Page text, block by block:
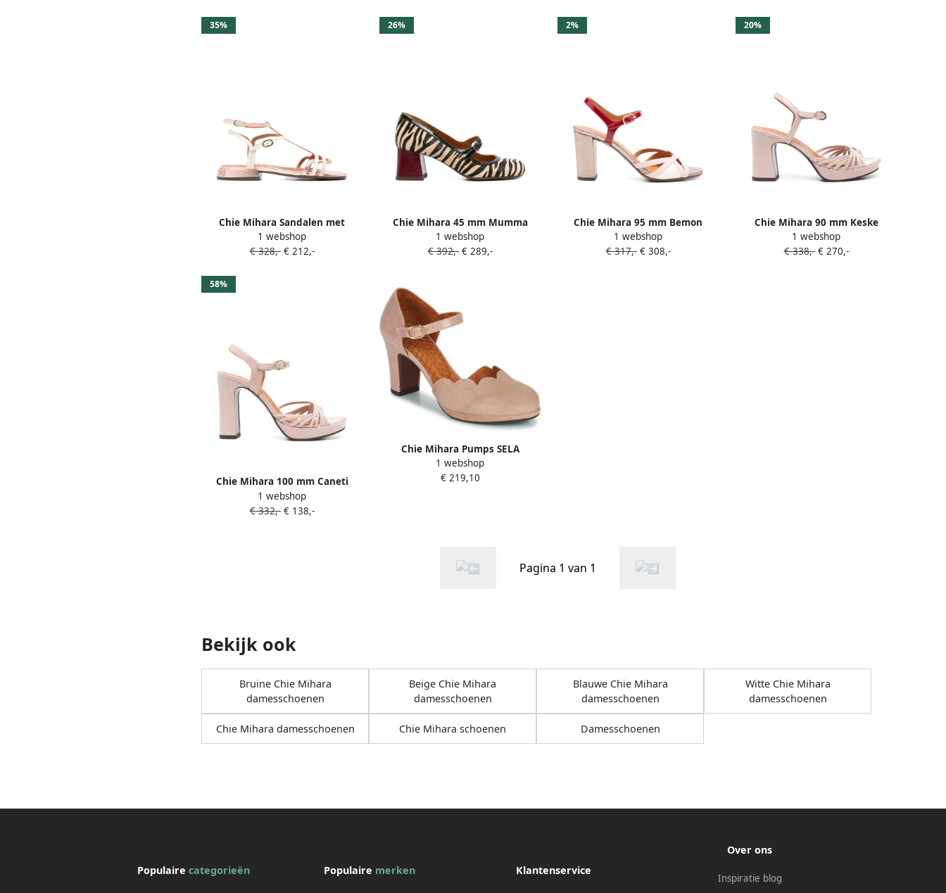
35%
Chie Mihara Sandalen met
bandjes en gesp Roze
1 webshop
€ 328,-€ 212,-
26%
Chie Mihara 45 mm Mumma
Zebra pumps met blokhak Roze
1 webshop
€ 392,-€ 289,-
2%
Chie Mihara 95 mm Bemon
sandalen Roze
1 webshop
€ 317,-€ 308,-
20%
Chie Mihara 90 mm Keske
sandalen Roze
1 webshop
€ 338,-€ 270,-
58%
Chie Mihara 100 mm Caneti
sandalen Roze
1 webshop
€ 332,-€ 138,-
Chie Mihara Pumps SELA
1 webshop
€ 219,10
Pagina 1 van 1
Bekijk ook
Bruine Chie Mihara
damesschoenen
Beige Chie Mihara
damesschoenen
Blauwe Chie Mihara
damesschoenen
Witte Chie Mihara
damesschoenen
Chie Mihara damesschoenen Chie Mihara schoenen Damesschoenen
Populairecategorieën Populaire merken Klantenservice
Over ons
Inspiratie blog